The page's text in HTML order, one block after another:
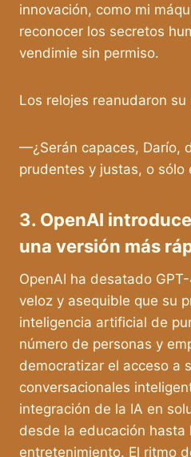
innovación, como mi
reconocer los secretos
vendimie sin permiso.
Los relojes reanudaron su
—¿Serán capaces, Darío,
prudentes y justas, o sólo
3. OpenAI
una versión más
OpenAI ha desatado
veloz y asequible que su
inteligencia artificial de
número de personas y
democratizar el acceso a
conversacionales
integración de la IA en
desde la educación hasta
entretenimiento. El ritmo